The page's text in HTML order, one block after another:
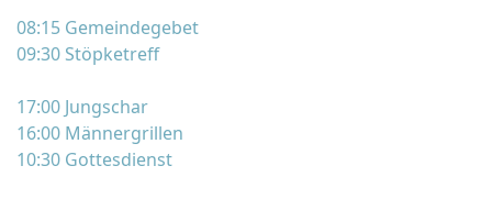
08:15 Gemeindegebet
09:30 Stöpketreff
17:00 Jungschar
16:00 Männergrillen
10:30 Gottesdienst